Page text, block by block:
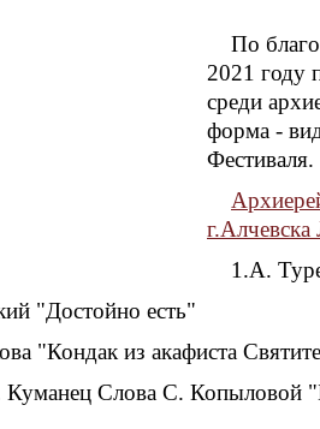
По
2021 году
среди
форма -
Фестиваля.
г.Алчевска
1.А.
"Достойно есть"
"Кондак из акафиста
Слова С. Копыловой